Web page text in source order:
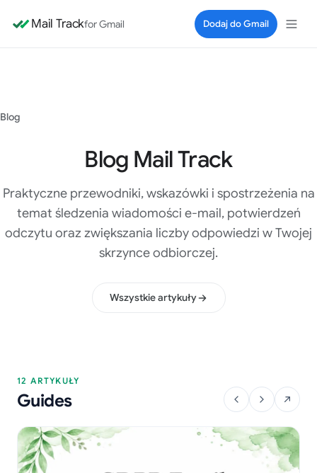
Mail Trackfor Gmail Dodaj do Gmail
Blog
Blog Mail Track
Praktyczne przewodniki, wskazówki i spostrzeżenia na
temat śledzenia wiadomości e-mail, potwierdzeń
odczytu oraz zwiększania liczby odpowiedzi w Twojej
skrzynce odbiorczej.
Wszystkie artykuły
12 ARTYKUŁY
Guides